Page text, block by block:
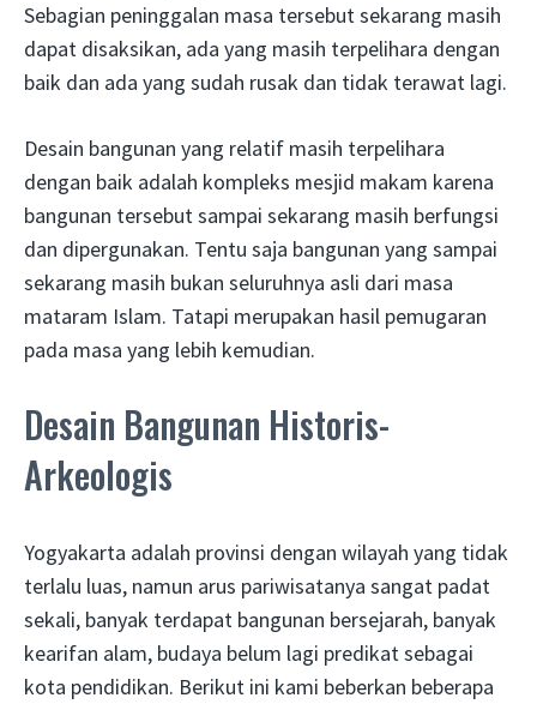
Sebagian peninggalan masa tersebut sekarang masih
dapat disaksikan, ada yang masih terpelihara dengan
baik dan ada yang sudah rusak dan tidak terawat lagi.
Desain bangunan yang relatif masih terpelihara
dengan baik adalah kompleks mesjid makam karena
bangunan tersebut sampai sekarang masih berfungsi
dan dipergunakan. Tentu saja bangunan yang sampai
sekarang masih bukan seluruhnya asli dari masa
mataram Islam. Tatapi merupakan hasil pemugaran
pada masa yang lebih kemudian.
Desain Bangunan Historis-
Arkeologis
Yogyakarta adalah provinsi dengan wilayah yang tidak
terlalu luas, namun arus pariwisatanya sangat padat
sekali, banyak terdapat bangunan bersejarah, banyak
kearifan alam, budaya belum lagi predikat sebagai
kota pendidikan. Berikut ini kami beberkan beberapa